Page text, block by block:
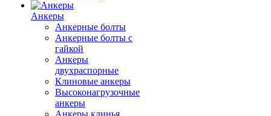
Анкеры
Анкерные болты
Анкерные болты с
гайкой
Анкеры
двухраспорные
Клиновые анкеры
Высоконагрузочные
анкеры
Анкеры клинья